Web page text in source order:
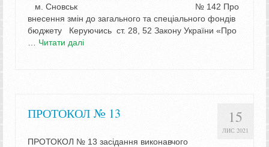
м. Сновськ № 142 Про
внесення змін до загального та спеціального фондів
бюджету Керуючись ст. 28, 52 Закону України «Про
Читати далі
15
ЛИС 2021
ПРОТОКОЛ № 13
ПРОТОКОЛ № 13 засідання виконавчого